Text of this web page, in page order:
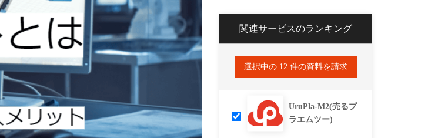
関連サービスのランキング
選択中の 12 件の資料を請求
UruPla-M2(売るプ
ラエムツー)